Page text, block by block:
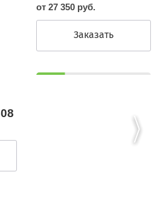
от 27 350 руб.
Заказать